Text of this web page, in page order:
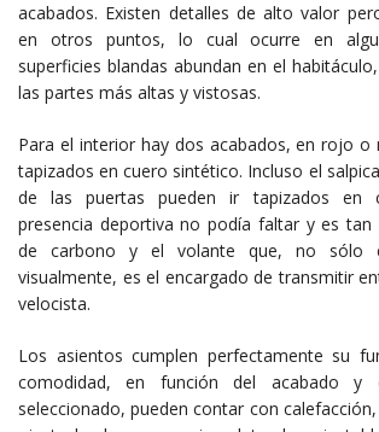
acabados. Existen detalles de alto valor
en otros puntos, lo cual ocurre en
superficies blandas abundan en el
las partes más altas y vistosas.
Para el interior hay dos acabados, en rojo o
tapizados en cuero sintético. Incluso el
de las puertas pueden ir tapizados en
presencia deportiva no podía faltar y es
de carbono y el volante que, no sólo
visualmente, es el encargado de transmitir
velocista.
Los asientos cumplen perfectamente su
comodidad, en función del acabado y
seleccionado, pueden contar con